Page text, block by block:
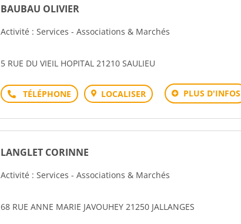
BAUBAU OLIVIER
Activité : Services - Associations & Marchés
5 RUE DU VIEIL HOPITAL 21210 SAULIEU
Téléphone LOCALISER PLUS D'INFOS
LANGLET CORINNE
Activité : Services - Associations & Marchés
68 RUE ANNE MARIE JAVOUHEY 21250 JALLANGES